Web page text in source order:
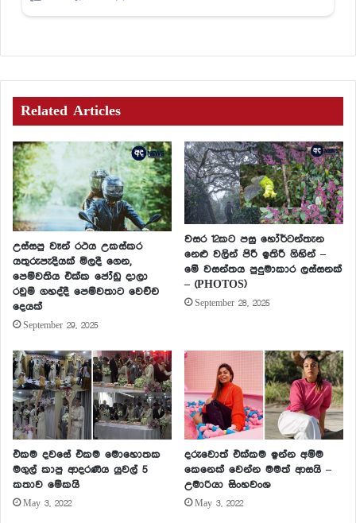
Related Articles
උස්සපු වෑන් රථය උකස්කර
යතුරුපැදියක් මිලදී ගෙන,
පෙම්වතිය එක්ක ජෝඩු දාලා
රවුම් ගහද්දී පෙම්වතාට වෙච්ච
දෙයක්
September 29, 2025
වසර 12කට පසු හෝර්ටන්තැන
නෙළු වලින් පිරී ඉතිරී ගිහින් –
මේ වසන්තය පුදුමාකාර ලස්සනක්
– (PHOTOS)
September 28, 2025
එකම දවසේ එකම මොහොතක
මගුල් කාපු ආදරණීය යුවල් 5
කතාව මේකයි
May 3, 2022
දරුවොත් එක්කම ඉන්න අම්ම
කෙනෙක් වෙන්න මමත් ආසයි –
උමාරියා සිංහවංශ
May 3, 2022